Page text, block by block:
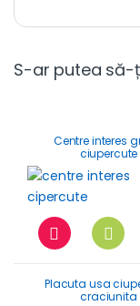
S-ar putea să-
Centre interes
ciupercute
Placuta usa
craciunita